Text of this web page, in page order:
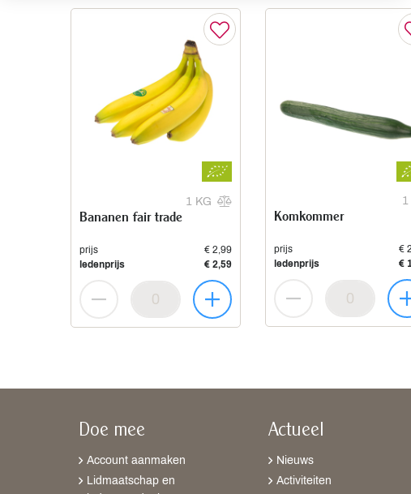
1 KG
Bananen fair trade
prijs
€ 2,99
ledenprijs
€ 2,59
1
Komkommer
prijs
€
ledenprijs
€
Doe mee
Account aanmaken
Lidmaatschap en
Actueel
Nieuws
Activiteiten